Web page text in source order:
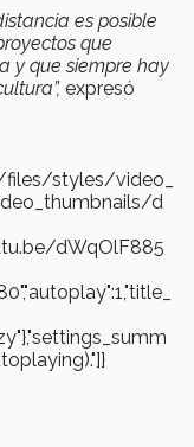
es posible
que
y que siempre hay
expresó
styles/video_
d
dWqOlF885